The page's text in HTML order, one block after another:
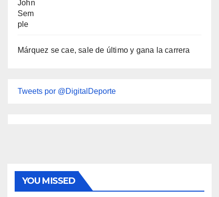
Márquez se cae, sale de último y gana la carrera
Tweets por @DigitalDeporte
YOU MISSED